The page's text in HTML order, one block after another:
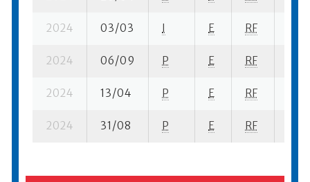
2024 03/03 I E RF
2024 06/09 P E RF
2024 13/04 P E RF
2024 31/08 P E RF